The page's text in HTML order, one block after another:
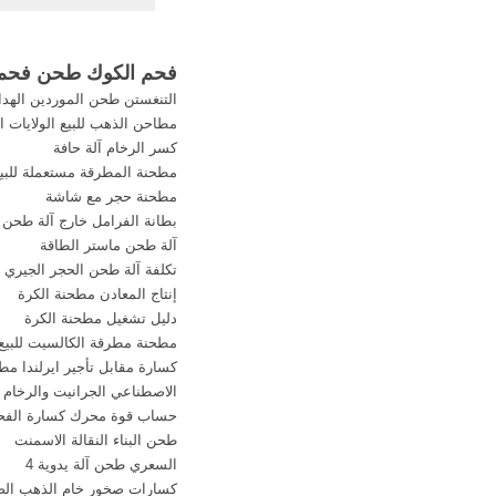
الرطبحجر مخروط
ماكينة الكرة مطحنة
فحم الكوك طحن فحم
التنغستن طحن الموردين
مطاحن الذهب للبيع الولايات
كسر الرخام آلة حافة
مطحنة المطرقة مستعملة
مطحنة حجر مع شاشة
بطانة الفرامل خارج آلة طحن grindr wath meking
آلة طحن ماستر الطاقة
تكلفة آلة طحن الحجر الجيري
إنتاج المعادن مطحنة الكرة
دليل تشغيل مطحنة الكرة
مطحنة مطرقة الكالسيت للبيع
كسارة مقابل تأجير ايرلندا
الاصطناعي الجرانيت والرخام
حساب قوة محرك كسارة
طحن البناء النقالة الاسمنت
السعري طحن آلة يدوية 4
كسارات صخور خام الذهب